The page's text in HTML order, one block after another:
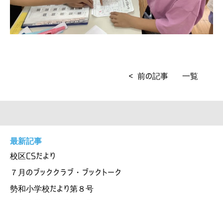
< 前の記事 一覧
最新記事
校区CSだより
７月のブッククラブ・ブックトーク
勢和小学校だより第８号